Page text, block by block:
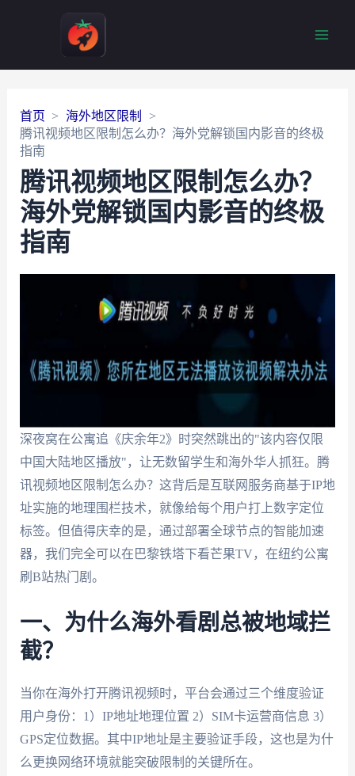
首页
海外地区限制
腾讯视频地区限制怎么办？海外党解锁国内影音的终极
指南
腾讯视频地区限制怎么办？
海外党解锁国内影音的终极
指南
深夜窝在公寓追《庆余年2》时突然跳出的"该内容仅限
中国大陆地区播放"，让无数留学生和海外华人抓狂。腾
讯视频地区限制怎么办？这背后是互联网服务商基于IP地
址实施的地理围栏技术，就像给每个用户打上数字定位
标签。但值得庆幸的是，通过部署全球节点的智能加速
器，我们完全可以在巴黎铁塔下看芒果TV，在纽约公寓
刷B站热门剧。
一、为什么海外看剧总被地域拦
截？
当你在海外打开腾讯视频时，平台会通过三个维度验证
用户身份：1）IP地址地理位置 2）SIM卡运营商信息 3）
GPS定位数据。其中IP地址是主要验证手段，这也是为什
么更换网络环境就能突破限制的关键所在。